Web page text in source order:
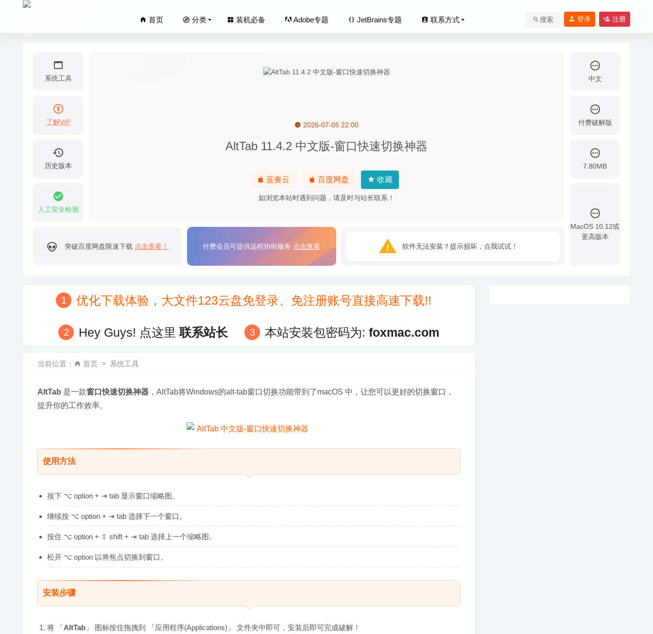
首页 分类 装机必备 Adobe专题 JetBrains专题 联系方式 搜索 登录 注册
系统工具
了解VIP
历史版本
人工安全检测
2026-07-05 22:00
AltTab 11.4.2 中文版-窗口快速切换神器
蓝奏云 百度网盘 收藏
如浏览本站时遇到问题，请及时与站长联系！
中文
付费破解版
7.80MB
MacOS 10.12或
更高版本
突破百度网盘限速下载 点击查看！ 付费会员可提供远程协助服务 点击查看 软件无法安装？提示损坏，点我试试！
优化下载体验，大文件123云盘免登录、免注册账号直接高速下载!!
Hey Guys! 点这里联系站长 本站安装包密码为: foxmac.com
当前位置： 首页 系统工具
AltTab 是一款窗口快速切换神器 ，AltTab将Windows的alt-tab窗口切换功能带到了macOS 中，让您可以更好的切换窗口，
提升你的工作效率。
使用方法
按下 ⌥ option + ⇥ tab 显示窗口缩略图。
继续按 ⌥ option + ⇥ tab 选择下一个窗口。
按住 ⌥ option + ⇧ shift + ⇥ tab 选择上一个缩略图。
松开 ⌥ option 以将焦点切换到窗口。
安装步骤
将 「AltTab 」 图标按住拖拽到 「应用程序(Applications)」 文件夹中即可，安装后即可完成破解！
RimWorld(环世界) 1.6.4850 中文版 – 模拟策略经营沙盒类游戏 2026-06-17
Amadeus Pro 2.7.3 (2370) for Mac中文版-多音轨音频编辑器 2020-02-18
SSDReporter 1.5.7 – 固态硬盘健康状况检测工具 2021-01-13